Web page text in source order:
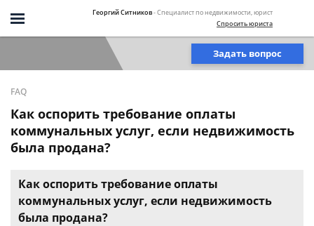
Георгий Ситников- Специалист по недвижимости, юрист
Спросить юриста
Задать вопрос
FAQ
Как оспорить требование оплаты
коммунальных услуг, если недвижимость
была продана?
Как оспорить требование оплаты
коммунальных услуг, если недвижимость
была продана?